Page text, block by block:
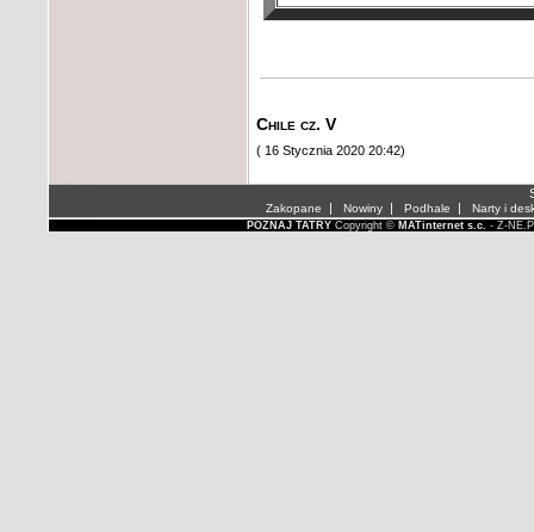
Chile cz. V
( 16 Stycznia 2020 20:42)
Zakopane | Nowiny| Podhale | Narty i
POZNAJ TATRYCopyright © MATinternet s.c. - Z-